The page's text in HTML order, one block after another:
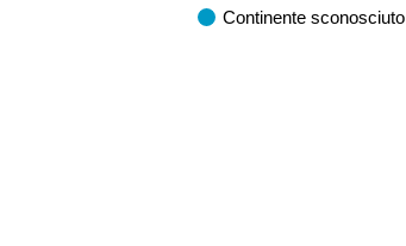
Continente sconosciuto